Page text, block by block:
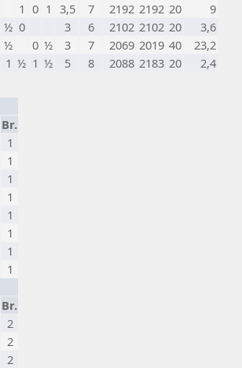
1 0 1 3,5 7 2192 2192 20
9
½ 0 3 6 2102 2102 20
3,6
½ 0 ½ 3 7 2069 2019 40
23,2
1 ½ 1 ½ 5 8 2088 2183 20 2,4
Br.
1
1
1
1
1
1
1
1
Br.
2
2
2